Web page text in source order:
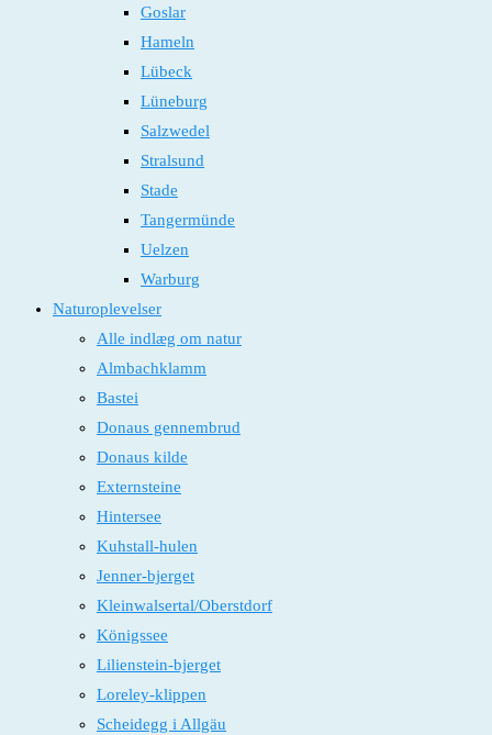
Goslar
Hameln
Lübeck
Lüneburg
Salzwedel
Stralsund
Stade
Tangermünde
Uelzen
Warburg
Naturoplevelser
Alle indlæg om natur
Almbachklamm
Bastei
Donaus gennembrud
Donaus kilde
Externsteine
Hintersee
Kuhstall-hulen
Jenner-bjerget
Kleinwalsertal/Oberstdorf
Königssee
Lilienstein-bjerget
Loreley-klippen
Scheidegg i Allgäu